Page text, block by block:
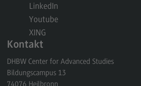
Kontakt
Master of Business Administration
Master of Business Administration
Modulangebot
Berufsperspektiven
LinkedIn
Youtube
XING
Kontakt
DHBW Center for Advanced Studies
Bildungscampus 13
74076 Heilbronn